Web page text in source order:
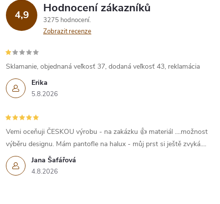
4,9 Hodnocení zákazníků
3275 hodnocení
Zobrazit recenze
Erika
5.8.2026
Sklamanie, objednaná veľkosť 37, dodaná veľkosť 43, reklamácia
Jana Šafářová
4.8.2026
Vemi oceňuji ČESKOU výrobu - na zakázku 👍 materiál ....možnost
výběru designu. Mám pantofle na halux - můj prst si ještě zvyká....